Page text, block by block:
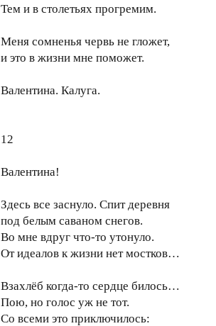
Тем и в столетьях прогремим.
Меня сомненья червь не гложет,
и это в жизни мне поможет.
Валентина. Калуга.
12
Валентина!
Здесь все заснуло. Спит деревня
под белым саваном снегов.
Во мне вдруг что-то утонуло.
От идеалов к жизни нет мостков…
Взахлёб когда-то сердце билось…
Пою, но голос уж не тот.
Со всеми это приключилось: